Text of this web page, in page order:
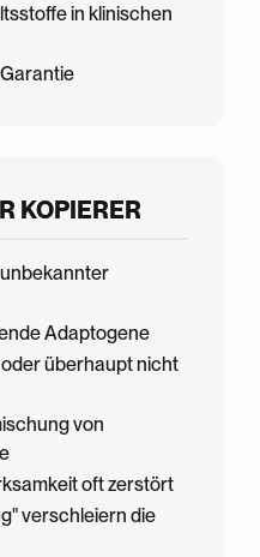
in klinischen
KOPIERER
Adaptogene
überhaupt nicht
von
oft zerstört
verschleiern die